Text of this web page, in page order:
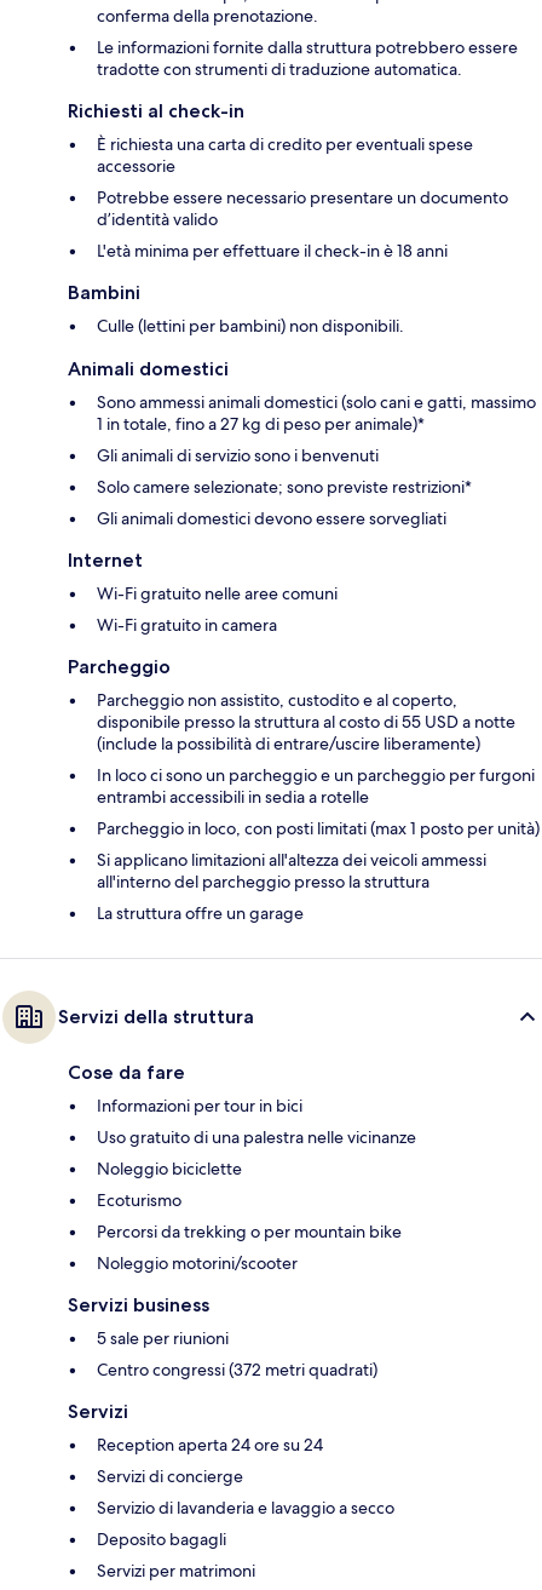
conferma della prenotazione.
Le informazioni fornite dalla struttura potrebbero essere
tradotte con strumenti di traduzione automatica.
Richiesti al check-in
È richiesta una carta di credito per eventuali spese
accessorie
Potrebbe essere necessario presentare un documento
d’identità valido
L'età minima per effettuare il check-in è 18 anni
Bambini
Culle (lettini per bambini) non disponibili.
Animali domestici
Sono ammessi animali domestici (solo cani e gatti, massimo
1 in totale, fino a 27 kg di peso per animale)*
Gli animali di servizio sono i benvenuti
Solo camere selezionate; sono previste restrizioni*
Gli animali domestici devono essere sorvegliati
Internet
Wi-Fi gratuito nelle aree comuni
Wi-Fi gratuito in camera
Parcheggio
Parcheggio non assistito, custodito e al coperto,
disponibile presso la struttura al costo di 55 USD a notte
(include la possibilità di entrare/uscire liberamente)
In loco ci sono un parcheggio e un parcheggio per furgoni
entrambi accessibili in sedia a rotelle
Parcheggio in loco, con posti limitati (max 1 posto per unità)
Si applicano limitazioni all'altezza dei veicoli ammessi
all'interno del parcheggio presso la struttura
La struttura offre un garage
Servizi della struttura
Cose da fare
Informazioni per tour in bici
Uso gratuito di una palestra nelle vicinanze
Noleggio biciclette
Ecoturismo
Percorsi da trekking o per mountain bike
Noleggio motorini/scooter
Servizi business
5 sale per riunioni
Centro congressi (372 metri quadrati)
Servizi
Reception aperta 24 ore su 24
Servizi di concierge
Servizio di lavanderia e lavaggio a secco
Deposito bagagli
Servizi per matrimoni